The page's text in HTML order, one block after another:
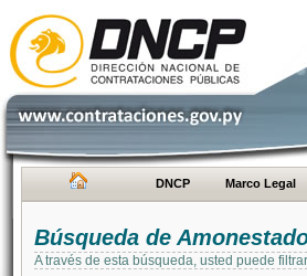
DNCP Marco Legal
Búsqueda de
A través de esta búsqueda, usted puede